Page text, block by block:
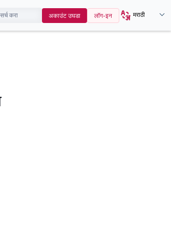
अकाउंट उघडा लॉग-इन मराठी